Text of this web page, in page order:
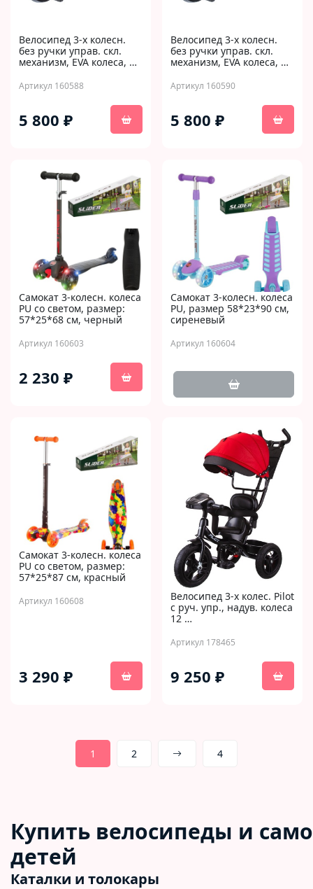
Велосипед 3-х колесн.
без ручки управ. скл.
механизм, EVA колеса, …
Артикул 160588
5 800 ₽
Велосипед 3-х колесн.
без ручки управ. скл.
механизм, EVA колеса, …
Артикул 160590
5 800 ₽
Самокат 3-колесн. колеса
PU со светом, размер:
57*25*68 см, черный
Артикул 160603
2 230 ₽
Самокат 3-колесн. колеса
PU, размер 58*23*90 см,
сиреневый
Артикул 160604
Самокат 3-колесн. колеса
PU со светом, размер:
57*25*87 см, красный
Артикул 160608
3 290 ₽
Велосипед 3-х колес. Pilot
с руч. упр., надув. колеса
12 …
Артикул 178465
9 250 ₽
1 2 4
Купить велосипеды и
детей
Каталки и толокары